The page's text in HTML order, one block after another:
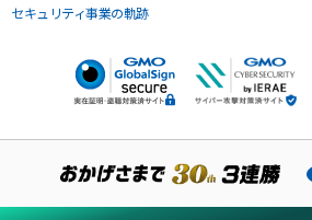
セキュリティ事業の軌跡